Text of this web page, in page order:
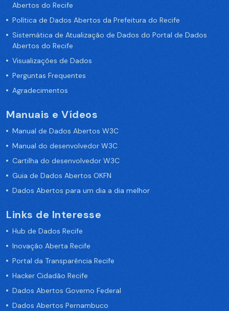
Abertos do Recife
Política de Dados Abertos da Prefeitura do Recife
Sistemática de Atualização de Dados do Portal de Dados
Abertos do Recife
Visualizações de Dados
Perguntas Frequentes
Agradecimentos
Manuais e Vídeos
Manual de Dados Abertos W3C
Manual do desenvolvedor W3C
Cartilha do desenvolvedor W3C
Guia de Dados Abertos OKFN
Dados Abertos para um dia a dia melhor
Links de Interesse
Hub de Dados Recife
Inovação Aberta Recife
Portal da Transparência Recife
Hacker Cidadão Recife
Dados Abertos Governo Federal
Dados Abertos Pernambuco